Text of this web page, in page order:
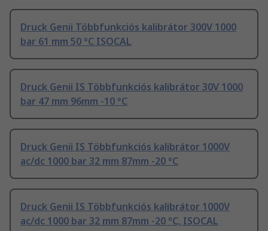
Druck Genii Többfunkciós kalibrátor 300V 1000
bar 61 mm 50 °C ISOCAL
Druck Genii IS Többfunkciós kalibrátor 30V 1000
bar 47 mm 96mm -10 °C
Druck Genii IS Többfunkciós kalibrátor 1000V
ac/dc 1000 bar 32 mm 87mm -20 °C
Druck Genii IS Többfunkciós kalibrátor 1000V
ac/dc 1000 bar 32 mm 87mm -20 °C, ISOCAL